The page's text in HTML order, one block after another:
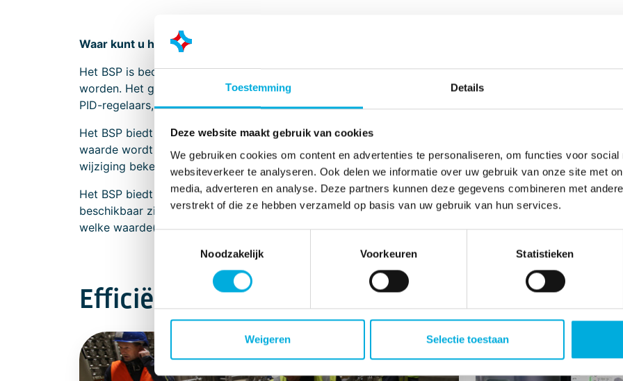
Toestemming Details
Deze website maakt gebruik van cookies
We gebruiken cookies om content en advertenties te personaliseren, om functies voor social
websiteverkeer te analyseren. Ook delen we informatie over uw gebruik van onze site met
media, adverteren en analyse. Deze partners kunnen deze gegevens combineren met
verstrekt of die ze hebben verzameld op basis van uw gebruik van hun services.
Noodzakelijk
Voorkeuren Statistieken
Weigeren Selectie toestaan
Waar kunt u het Back-up Systeem voor Procesinstellingen (BSP) toepassen?
Het BSP is bedoeld voor het historisch opslaan van procesinstellingen die niet in een historian of
worden. Het gaat hierbij om parameters en instellingen die door operators c.q. technologen
PID-regelaars, regelparameters en overige instellingen.
Het BSP biedt de mogelijkheid om al deze belangrijke procesparameters en instellingen te selecteren
waarde wordt de naam en de waarde van de parameter opgeslagen. Daar wordt een tijdstempel aan
wijziging bekend is.
Het BSP biedt de mogelijkheid om parameters en instellingen historisch te bekijken. Dit kan na een
beschikbaar zijn. Daarnaast kunnen deze gegevens bij de optimalisatie van een machine of proces
welke waarde(n) voor een parameter bij een bepaald product gewenst is en het hoogste rendement
Efficiënter produceren :